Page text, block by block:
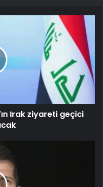
Irak ziyareti geçici